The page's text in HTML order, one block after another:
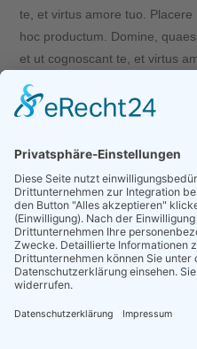
te, et virtus amore tuo.
hoc productum. Domine,
et ut cognoscant te, et virtus
LAUNCH
See